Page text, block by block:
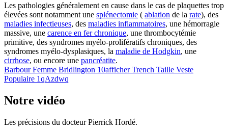
Les pathologies généralement en cause dans le cas de plaquettes trop
élevées sont notamment une splénectomie ( ablation de la rate), des
maladies infectieuses, des maladies inflammatoires, une hémorragie
massive, une carence en fer chronique, une thrombocytémie
primitive, des syndromes myélo-prolifératifs chroniques, des
syndromes myélo-dysplasiques, la maladie de Hodgkin, une
cirrhose, ou encore une pancréatite.
Barbour Femme Bridlington 10afficher Trench Taille Veste
Populaire 1qAzdwq
Notre vidéo
Les précisions du docteur Pierrick Hordé.